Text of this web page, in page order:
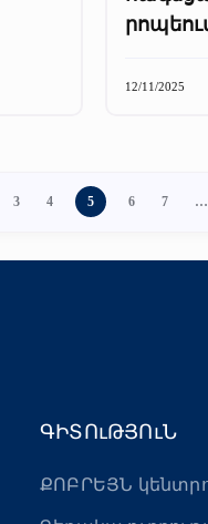
12/11/2025
3 4 5 6 7 …
ԳԻՏՈւԹՅՈւՆ
ՔՈԲՐԵՅՆ